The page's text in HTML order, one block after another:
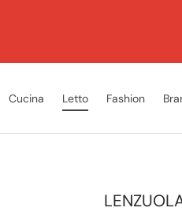
Cucina Letto Fashion